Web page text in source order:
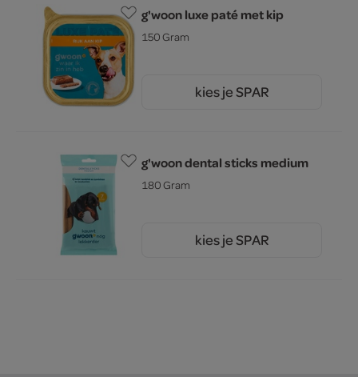
g'woon luxe paté met kip
150 Gram
kies je SPAR
g'woon dental sticks medium
180 Gram
kies je SPAR